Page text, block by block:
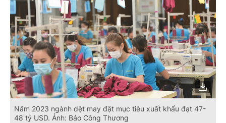
Năm 2023 ngành dệt may đặt mục tiêu xuất khẩu đạt 47-
48 tỷ USD. Ảnh: Báo Công Thương